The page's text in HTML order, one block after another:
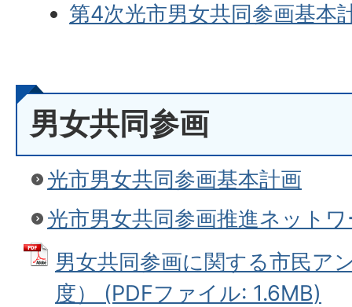
第4次光市男女共同参画基本
男女共同参画
光市男女共同参画基本計画
光市男女共同参画推進ネット
男女共同参画に関する市民ア
度） (PDFファイル: 1.6MB)